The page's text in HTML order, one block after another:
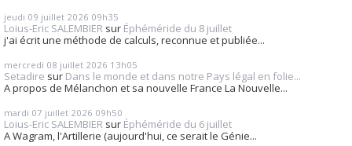
jeudi 09 juillet 2026 09h35
Loius-Eric SALEMBIER sur Éphéméride du 8 juillet
j'ai écrit une méthode de calculs, reconnue et publiée...
mercredi 08 juillet 2026 13h05
Setadire sur Dans le monde et dans notre Pays légal en folie...
A propos de Mélanchon et sa nouvelle France La Nouvelle...
mardi 07 juillet 2026 09h50
Loius-Eric SALEMBIER sur Éphéméride du 6 juillet
A Wagram, l'Artillerie (aujourd'hui, ce serait le Génie...